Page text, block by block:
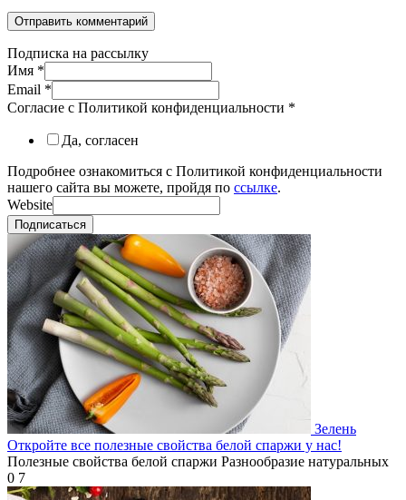
Подписка на рассылку
Имя *
Email *
Согласие с Политикой конфиденциальности *
Да, согласен
Подробнее ознакомиться с Политикой конфиденциальности
нашего сайта вы можете, пройдя по ссылке.
Website
Подписаться
Зелень
Откройте все полезные свойства белой спаржи у нас!
Полезные свойства белой спаржи Разнообразие натуральных
0 7